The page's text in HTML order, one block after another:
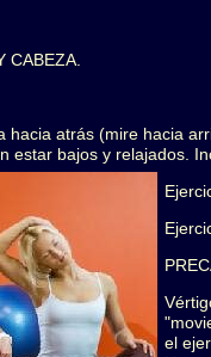
CABEZA.
hacia atrás (mire hacia
estar bajos y relajados.
el